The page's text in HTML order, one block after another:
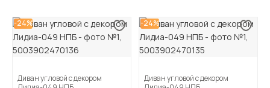
-24%
Диван угловой с декором
-24%
Диван угловой с декором